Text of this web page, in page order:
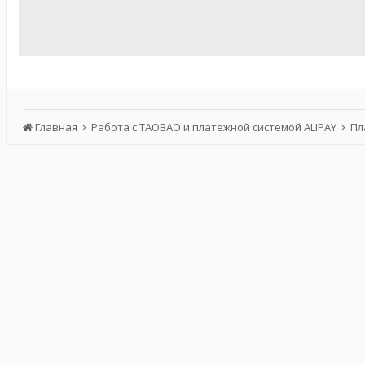
Главная Работа с TAOBAO и платежной системой ALIPAY